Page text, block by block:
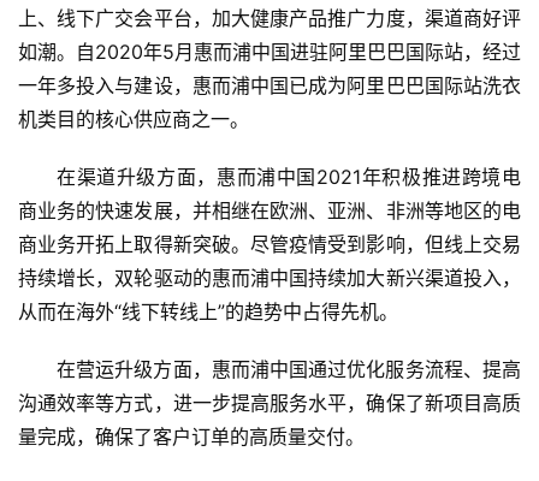
上、线下广交会平台，加大健康产品推广力度，渠道商好评
如潮。自2020年5月惠而浦中国进驻阿里巴巴国际站，经过
一年多投入与建设，惠而浦中国已成为阿里巴巴国际站洗衣
机类目的核心供应商之一。
在渠道升级方面，惠而浦中国2021年积极推进跨境电
商业务的快速发展，并相继在欧洲、亚洲、非洲等地区的电
商业务开拓上取得新突破。尽管疫情受到影响，但线上交易
持续增长，双轮驱动的惠而浦中国持续加大新兴渠道投入，
从而在海外“线下转线上”的趋势中占得先机。
在营运升级方面，惠而浦中国通过优化服务流程、提高
沟通效率等方式，进一步提高服务水平，确保了新项目高质
量完成，确保了客户订单的高质量交付。